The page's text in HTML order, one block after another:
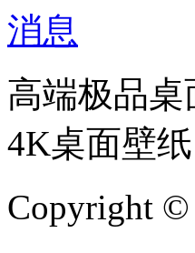
高端极品桌
4K桌面壁
Copyright ©